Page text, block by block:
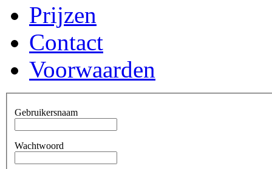
Prijzen
Contact
Voorwaarden
Gebruikersnaam
Wachtwoord